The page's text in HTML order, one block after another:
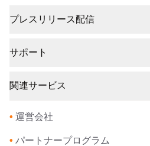
プレスリリース配信
サポート
関連サービス
• 運営会社
• パートナープログラム